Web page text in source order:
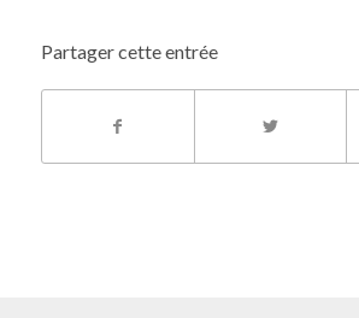
Partager cette entrée